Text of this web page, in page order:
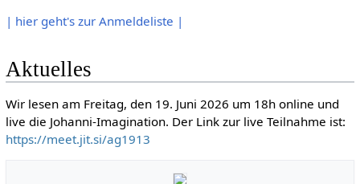
| hier geht's zur Anmeldeliste |
Aktuelles
Wir lesen am Freitag, den 19. Juni 2026 um 18h online und
live die Johanni-Imagination. Der Link zur live Teilnahme ist:
https://meet.jit.si/ag1913